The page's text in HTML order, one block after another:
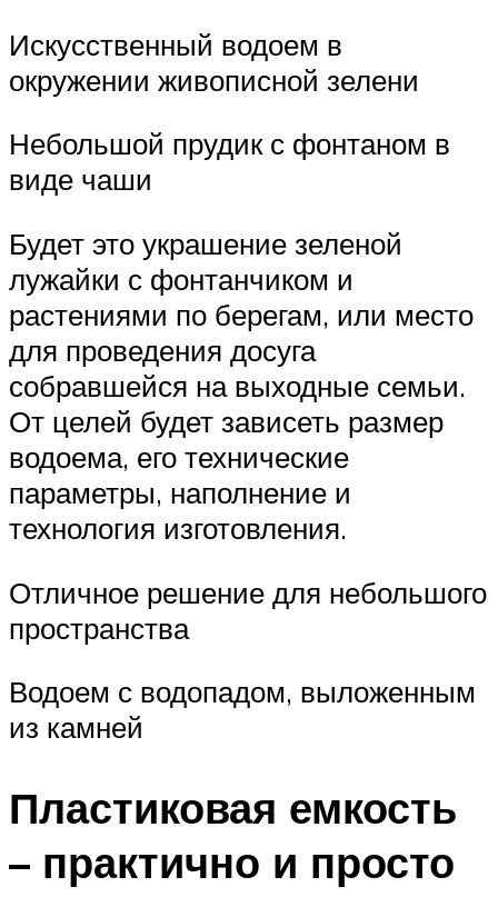
Искусственный водоем в
окружении живописной зелени
Небольшой прудик с фонтаном в
виде чаши
Будет это украшение зеленой
лужайки с фонтанчиком и
растениями по берегам, или место
для проведения досуга
собравшейся на выходные семьи.
От целей будет зависеть размер
водоема, его технические
параметры, наполнение и
технология изготовления.
Отличное решение для небольшого
пространства
Водоем с водопадом, выложенным
из камней
Пластиковая емкость
– практично и просто